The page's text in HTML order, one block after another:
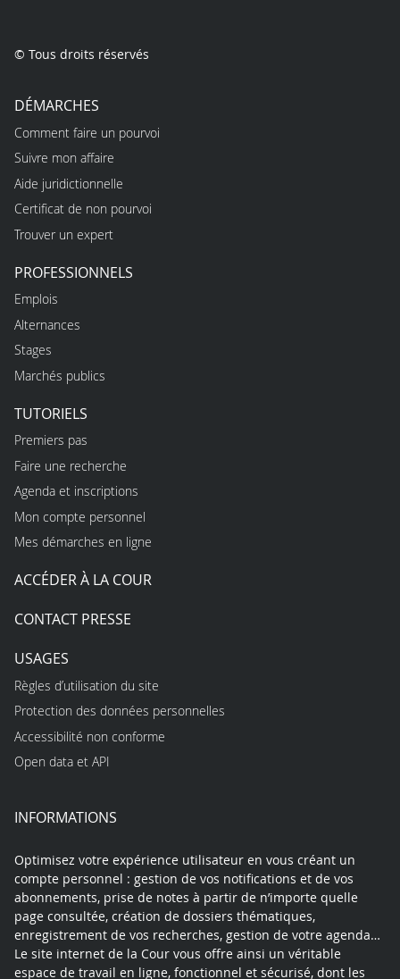
© Tous droits réservés
DÉMARCHES
Comment faire un pourvoi
Suivre mon affaire
Aide juridictionnelle
Certificat de non pourvoi
Trouver un expert
PROFESSIONNELS
Emplois
Alternances
Stages
Marchés publics
TUTORIELS
Premiers pas
Faire une recherche
Agenda et inscriptions
Mon compte personnel
Mes démarches en ligne
ACCÉDER À LA COUR
CONTACT PRESSE
USAGES
Règles d’utilisation du site
Protection des données personnelles
Accessibilité non conforme
Open data et API
INFORMATIONS
Optimisez votre expérience utilisateur en vous créant un
compte personnel : gestion de vos notifications et de vos
abonnements, prise de notes à partir de n’importe quelle
page consultée, création de dossiers thématiques,
enregistrement de vos recherches, gestion de votre agenda…
Le site internet de la Cour vous offre ainsi un véritable
espace de travail en ligne, fonctionnel et sécurisé, dont les